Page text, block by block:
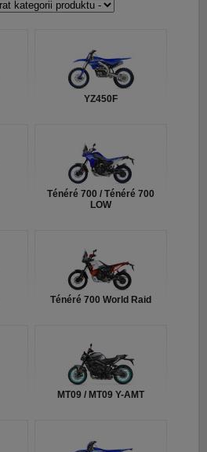
YZ450F
Ténéré 700 / Ténéré 700
LOW
Ténéré 700 World Raid
MT09 / MT09 Y-AMT